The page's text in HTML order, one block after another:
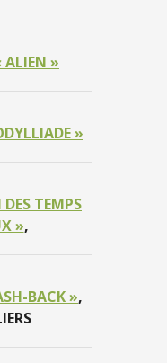
ALIEN »
»
DES TEMPS
»,
BACK »,